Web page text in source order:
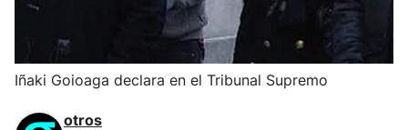
Iñaki Goioaga declara en el Tribunal Supremo
otros